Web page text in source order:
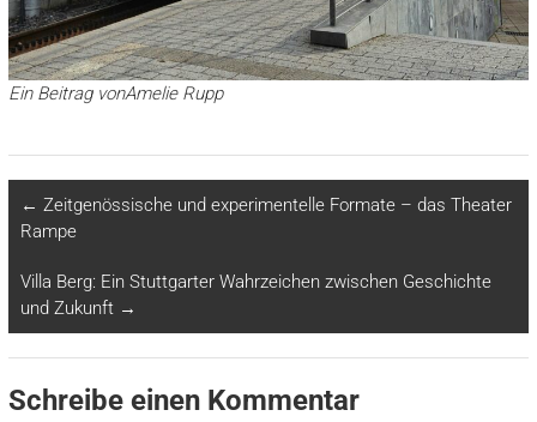
Ein Beitrag vonAmelie Rupp
← Zeitgenössische und experimentelle Formate – das Theater
Rampe
Villa Berg: Ein Stuttgarter Wahrzeichen zwischen Geschichte
und Zukunft →
Schreibe einen Kommentar